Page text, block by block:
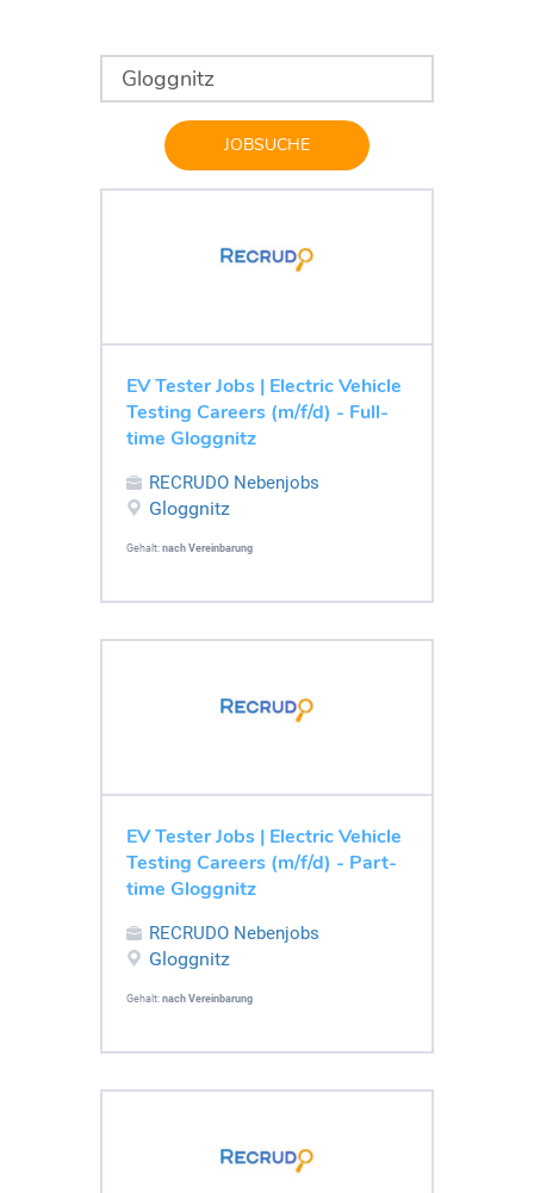
JOBSUCHE
EV Tester Jobs | Electric Vehicle
Testing Careers (m/f/d) - Full-
time Gloggnitz
RECRUDO Nebenjobs
Gloggnitz
Gehalt: nach Vereinbarung
EV Tester Jobs | Electric Vehicle
Testing Careers (m/f/d) - Part-
time Gloggnitz
RECRUDO Nebenjobs
Gloggnitz
Gehalt: nach Vereinbarung